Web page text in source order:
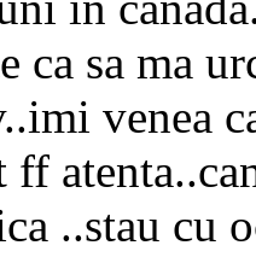
ca sa ma
venea
..stau cu